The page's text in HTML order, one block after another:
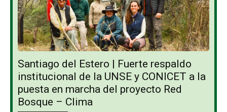
Santiago del Estero | Fuerte respaldo
institucional de la UNSE y CONICET a la
puesta en marcha del proyecto Red
Bosque – Clima